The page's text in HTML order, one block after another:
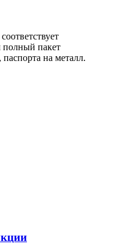
полный пакет
на металл.